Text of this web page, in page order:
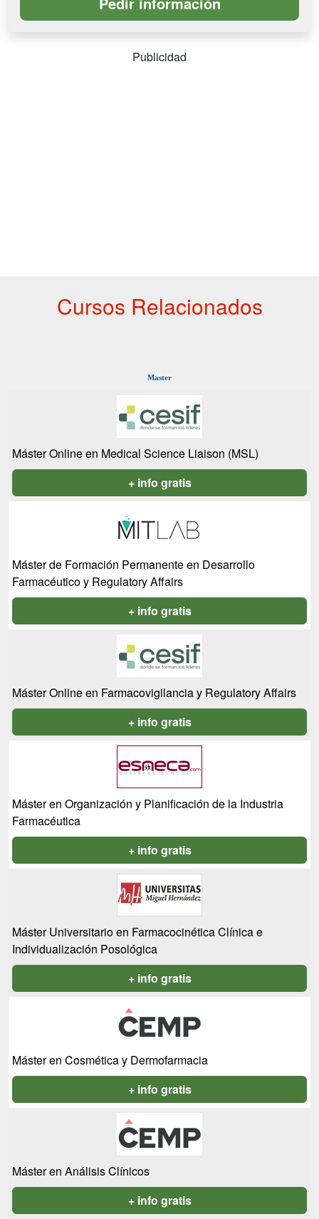
Publicidad
Cursos Relacionados
Master
Máster Online en Medical Science Liaison (MSL)
+ info gratis
Máster de Formación Permanente en Desarrollo
Farmacéutico y Regulatory Affairs
+ info gratis
Máster Online en Farmacovigilancia y Regulatory Affairs
+ info gratis
Máster en Organización y Planificación de la Industria
Farmacéutica
+ info gratis
Máster Universitario en Farmacocinética Clínica e
Individualización Posológica
+ info gratis
Máster en Cosmética y Dermofarmacia
+ info gratis
Máster en Análisis Clínicos
+ info gratis